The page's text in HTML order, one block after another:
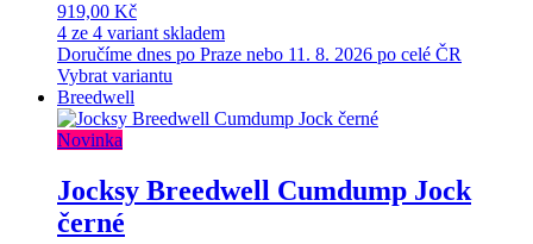
919,00 Kč
4 ze 4 variant skladem
Doručíme dnes po Praze nebo 11. 8. 2026 po celé ČR
Vybrat variantu
Breedwell
Novinka
Jocksy Breedwell Cumdump Jock
černé